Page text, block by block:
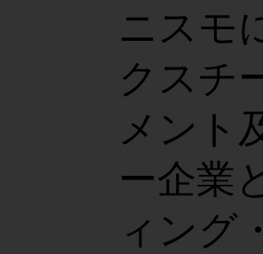
ニスモ
クスチ
メント
ー企業
ィング